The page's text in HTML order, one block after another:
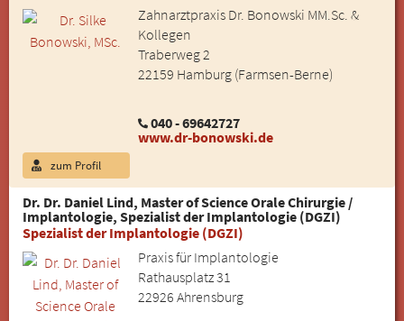
Zahnarztpraxis Dr. Bonowski MM.Sc. &
Kollegen
Traberweg 2
22159 Hamburg (Farmsen-Berne)
040 - 69642727
www.dr-bonowski.de
zum Profil
Dr. Dr. Daniel Lind, Master of Science Orale Chirurgie /
Implantologie, Spezialist der Implantologie (DGZI)
Spezialist der Implantologie (DGZI)
Praxis für Implantologie
Rathausplatz 31
22926 Ahrensburg